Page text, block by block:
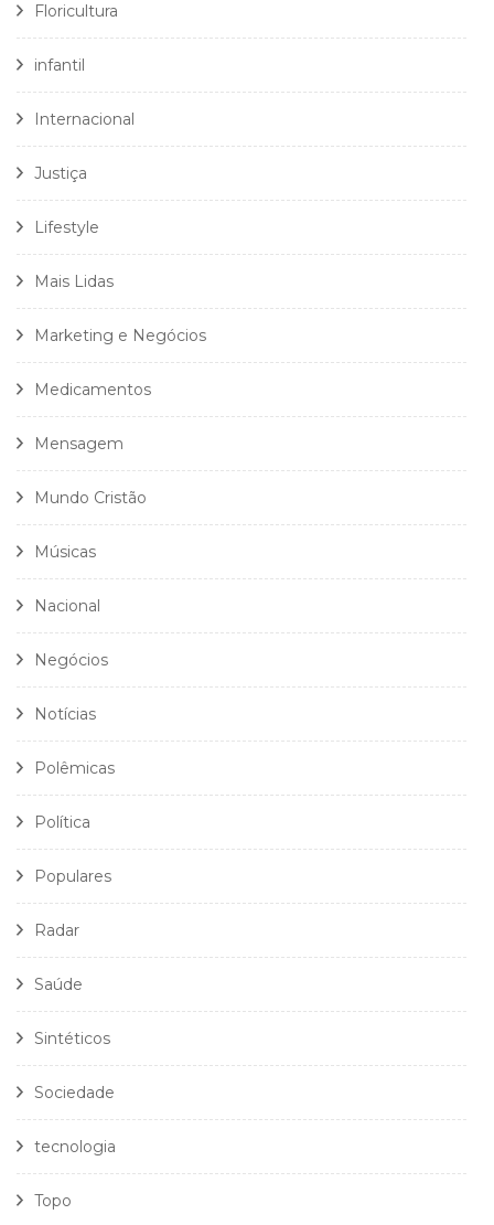
Floricultura
infantil
Internacional
Justiça
Lifestyle
Mais Lidas
Marketing e Negócios
Medicamentos
Mensagem
Mundo Cristão
Músicas
Nacional
Negócios
Notícias
Polêmicas
Política
Populares
Radar
Saúde
Sintéticos
Sociedade
tecnologia
Topo